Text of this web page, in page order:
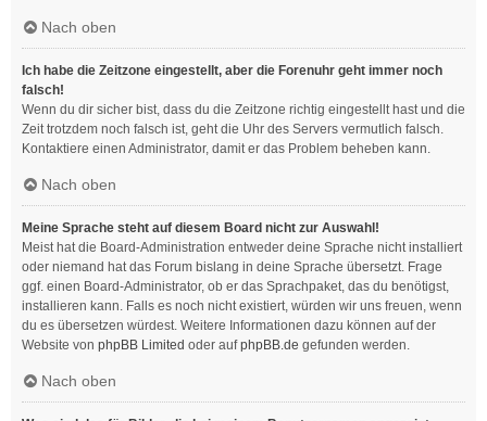
Nach oben
Ich habe die Zeitzone eingestellt, aber die Forenuhr geht immer noch
falsch!
Wenn du dir sicher bist, dass du die Zeitzone richtig eingestellt hast und die
Zeit trotzdem noch falsch ist, geht die Uhr des Servers vermutlich falsch.
Kontaktiere einen Administrator, damit er das Problem beheben kann.
Nach oben
Meine Sprache steht auf diesem Board nicht zur Auswahl!
Meist hat die Board-Administration entweder deine Sprache nicht installiert
oder niemand hat das Forum bislang in deine Sprache übersetzt. Frage
ggf. einen Board-Administrator, ob er das Sprachpaket, das du benötigst,
installieren kann. Falls es noch nicht existiert, würden wir uns freuen, wenn
du es übersetzen würdest. Weitere Informationen dazu können auf der
Website von phpBB Limited oder aufphpBB.de gefunden werden.
Nach oben